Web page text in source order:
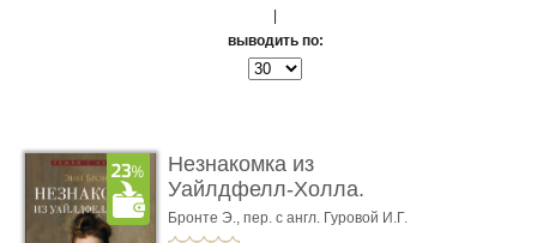
выводить по:
Незнакомка из
Уайлдфелл-Холла.
Роман (Серия «Р� ...
Бронте Э., пер. с англ. Гуровой И.Г.